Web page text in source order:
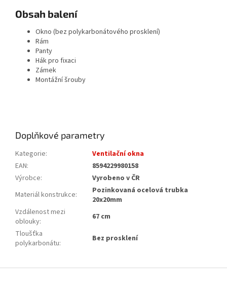
Obsah balení
Okno (bez polykarbonátového prosklení)
Rám
Panty
Hák pro fixaci
Zámek
Montážní šrouby
Doplňkové parametry
Kategorie:
Ventilační okna
EAN:
8594229980158
Výrobce:
Vyrobeno v ČR
Materiál konstrukce:
Pozinkovaná ocelová trubka
20x20mm
Vzdálenost mezi
oblouky:
67 cm
Tloušťka
polykarbonátu: Bez prosklení